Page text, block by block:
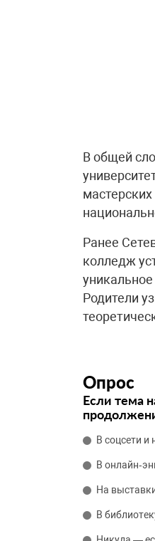
В общей
Ранее
колледж
Родители
Опрос
Если тема
В соцсети
В
На
В